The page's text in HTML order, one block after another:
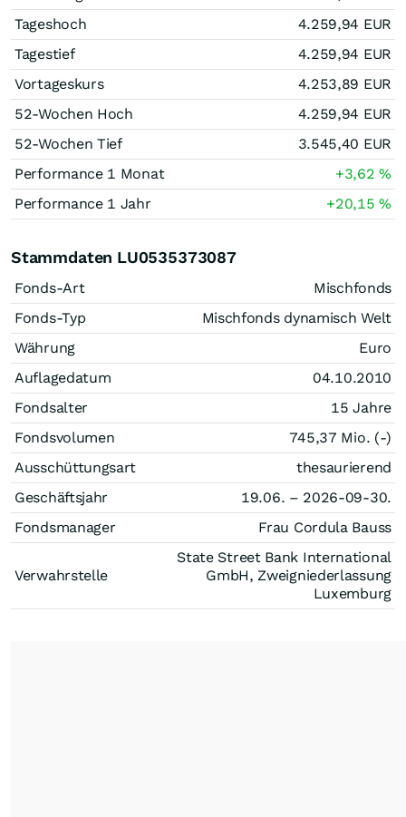
Tageshoch
4.259,94 EUR
Tagestief
4.259,94 EUR
Vortageskurs
4.253,89 EUR
52-Wochen Hoch
4.259,94 EUR
52-Wochen Tief
3.545,40 EUR
Performance 1 Monat
+3,62%
Performance 1 Jahr
+20,15%
Stammdaten LU0535373087
Fonds-Art
Mischfonds
Fonds-Typ
Mischfonds dynamisch Welt
Währung
Euro
Auflagedatum
04.10.2010
Fondsalter
15 Jahre
Fondsvolumen
745,37 Mio. (-)
Ausschüttungsart
thesaurierend
Geschäftsjahr
19.06. – 2026-09-30.
Fondsmanager
Frau Cordula Bauss
Verwahrstelle
State Street Bank International
GmbH, Zweigniederlassung
Luxemburg